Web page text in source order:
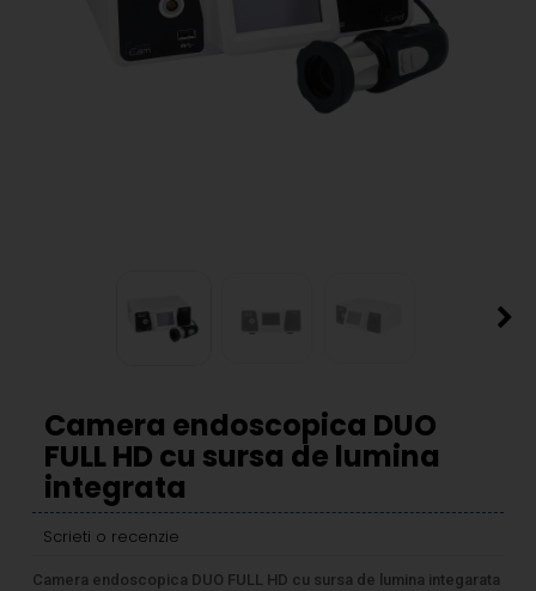
Camera endoscopica DUO
FULL HD cu sursa de lumina
integrata
Scrieti o recenzie
Camera endoscopica DUO FULL HD cu sursa de lumina integarata